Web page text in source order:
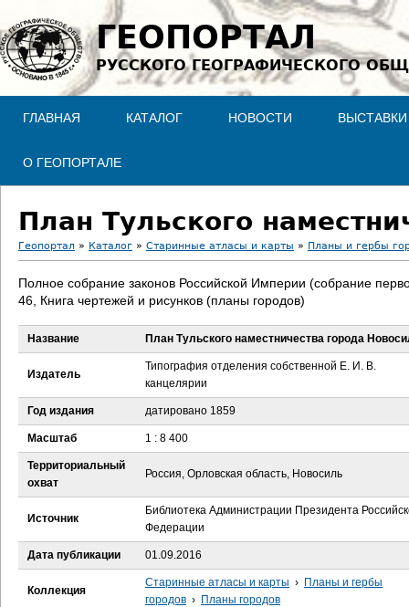
Jump to navigation
ГЕОПОРТАЛ
РУССКОГО ГЕОГРАФИЧЕСКОГО
ГЛАВНАЯ КАТАЛОГ НОВОСТИ ВЫСТАВКИ
О ГЕОПОРТАЛЕ
План Тульского
В
ы
д
е
с
ь
Геопортал » Каталог » Старинные атласы и карты » Планы и гербы
Полное собрание законов Российской Империи (собрание
46, Книга чертежей и рисунков (планы городов)
Название План Тульского наместничества города
Издатель
Типография отделения собственной Е. И. В.
канцелярии
Год издания датировано 1859
Масштаб 1 : 8 400
Территориальный
охват
Россия, Орловская область, Новосиль
Источник
Библиотека Администрации Президента
Федерации
Дата публикации 01.09.2016
Коллекция
Старинные атласы и карты › Планы и гербы
городов › Планы городов